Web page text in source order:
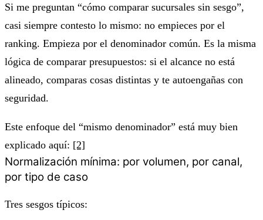
Si me preguntan “cómo comparar sucursales sin sesgo”,
casi siempre contesto lo mismo: no empieces por el
ranking. Empieza por el denominador común. Es la misma
lógica de comparar presupuestos: si el alcance no está
alineado, comparas cosas distintas y te autoengañas con
seguridad.
Este enfoque del “mismo denominador” está muy bien
explicado aquí: [2]
Normalización mínima: por volumen, por canal,
por tipo de caso
Tres sesgos típicos: